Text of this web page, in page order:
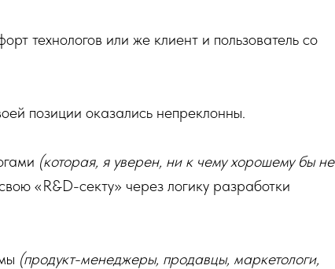
технологов или же клиент и пользователь со
позиции оказались непреклонны.
(которая, я уверен, ни к чему хорошему бы не
«R&D-секту» через логику разработки
(продукт-менеджеры, продавцы, маркетологи,